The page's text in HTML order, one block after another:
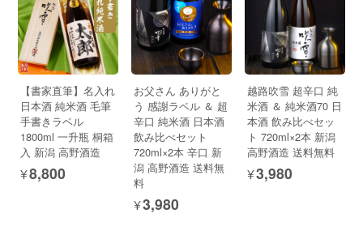
【書家直筆】名入れ
日本酒 純米酒 毛筆
手書きラベル
1800ml 一升瓶 桐箱
入 新潟 高野酒造
¥8,800
お父さん ありがと
う 感謝ラベル ＆ 超
辛口 純米酒 日本酒
飲み比べセット
720ml×2本 辛口 新
潟 高野酒造 送料無
料
¥3,980
越路吹雪 超辛口 純
米酒 ＆ 純米酒70 日
本酒 飲み比べセッ
ト 720ml×2本 新潟
高野酒造 送料無料
¥3,980